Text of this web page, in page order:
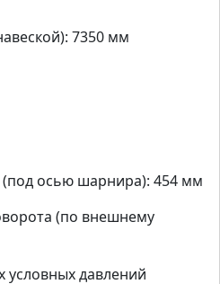
7350 мм
осью шарнира): 454 мм
(по внешнему
давлений